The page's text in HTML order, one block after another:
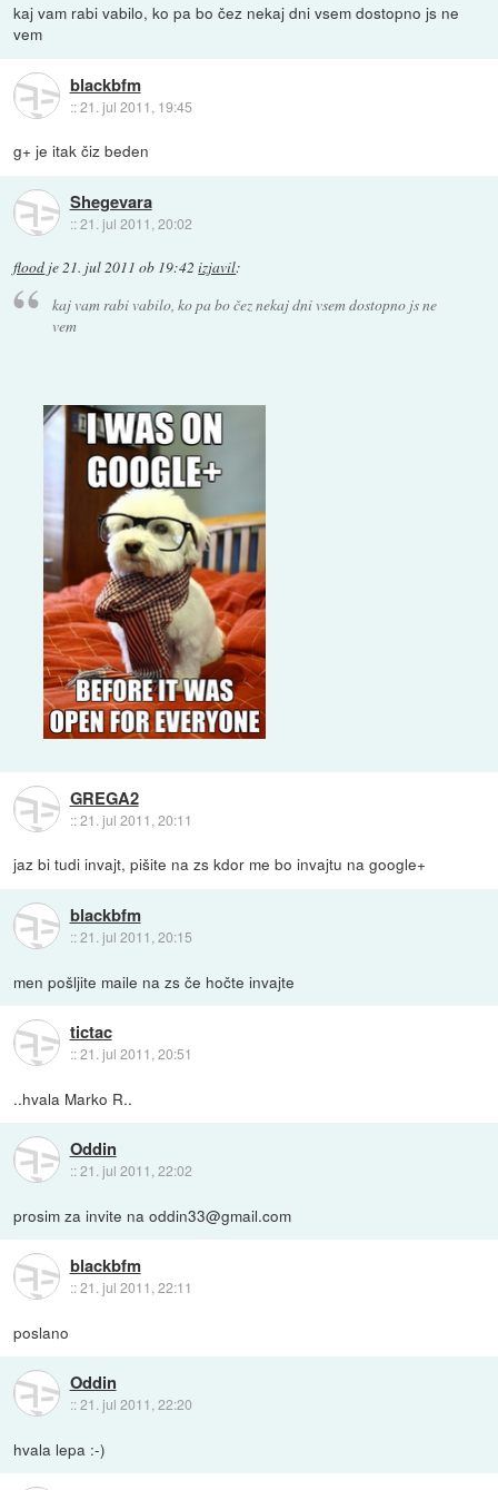
kaj vam rabi vabilo, ko pa bo čez nekaj dni vsem dostopno js ne
vem
blackbfm
::21. jul 2011, 19:45
g+ je itak čiz beden
Shegevara
::21. jul 2011, 20:02
flood je21. jul 2011 ob 19:42 izjavil:
kaj vam rabi vabilo, ko pa bo čez nekaj dni vsem dostopno js ne
vem
GREGA2
::21. jul 2011, 20:11
jaz bi tudi invajt, pišite na zs kdor me bo invajtu na google+
blackbfm
::21. jul 2011, 20:15
men pošljite maile na zs če hočte invajte
tictac
::21. jul 2011, 20:51
..hvala Marko R..
Oddin
::21. jul 2011, 22:02
prosim za invite na oddin33@gmail.com
blackbfm
::21. jul 2011, 22:11
poslano
Oddin
::21. jul 2011, 22:20
hvala lepa :-)